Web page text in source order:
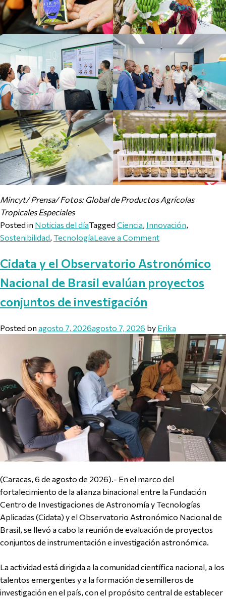
Mincyt/ Prensa/ Fotos: Global de Productos Agrícolas
Tropicales Especiales
Posted in Noticias del díaTagged Ciencia, Innovación,
Sostenibilidad, TecnologíaLeave a Commenton Delegación
Cidata y el Observatorio Astronómico
Nacional de Brasil evalúan proyectos
conjuntos de investigación
Posted on agosto 7, 2026agosto 7, 2026 by Erika
(Caracas, 6 de agosto de 2026).- En el marco del
fortalecimiento de la alianza binacional entre la Fundación
Centro de Investigaciones de Astronomía y Tecnologías
Aplicadas (Cidata) y el Observatorio Astronómico Nacional de
Brasil, se llevó a cabo la reunión de evaluación de proyectos
conjuntos de instrumentación e investigación astronómica.
La actividad está dirigida a la comunidad científica nacional, a los
talentos emergentes y a la formación de semilleros de
investigación en el país, con el propósito central de establecer